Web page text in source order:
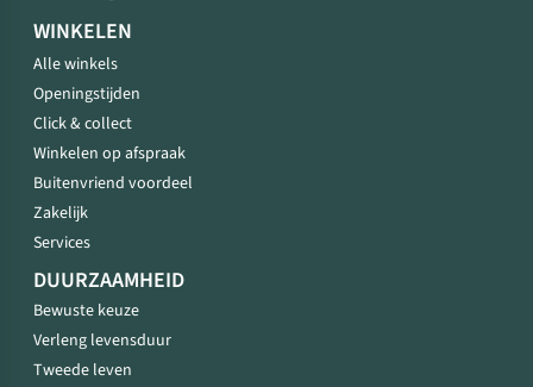
WINKELEN
Alle winkels
Openingstijden
Click & collect
Winkelen op afspraak
Buitenvriend voordeel
Zakelijk
Services
DUURZAAMHEID
Bewuste keuze
Verleng levensduur
Tweede leven